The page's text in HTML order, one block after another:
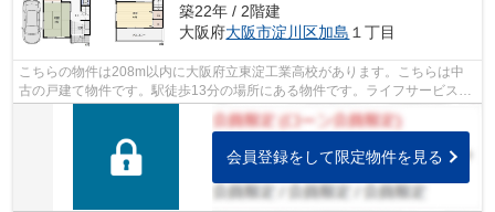
築22年 / 2階建
大阪府大阪市淀川区加島 １丁目
こちらの物件は208m以内に大阪府立東淀工業高校があります。こちらは中
古の戸建て物件です。駅徒歩13分の場所にある物件です。ライフサービスが
お届けします、東西線加島周辺の物件情...
会員登録をして限定物件を見る